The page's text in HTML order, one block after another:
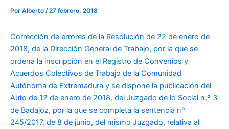
Por Alberto /27 febrero, 2018
Corrección de errores de la Resolución de 22 de enero de
2018, de la Dirección General de Trabajo, por la que se
ordena la inscripción en el Registro de Convenios y
Acuerdos Colectivos de Trabajo de la Comunidad
Autónoma de Extremadura y se dispone la publicación del
Auto de 12 de enero de 2018, del Juzgado de lo Social n.º 3
de Badajoz, por la que se completa la sentencia nº
245/2017, de 8 de junio, del mismo Juzgado, relativa al